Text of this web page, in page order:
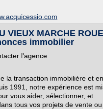
VIEUX MARCHE
immobilier
l'agence
la transaction immobilière et
1991, notre expérience est
vous aider, sélectionner, et
tous vos projets de vente ou